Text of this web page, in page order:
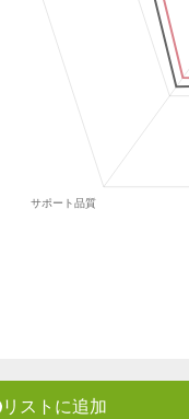
リストに追加